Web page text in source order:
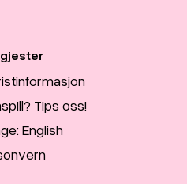
Tips oss!
English